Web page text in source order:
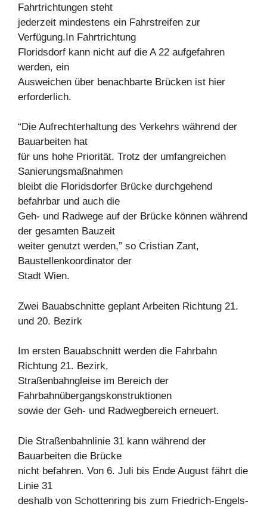
Fahrtrichtungen steht
jederzeit mindestens ein Fahrstreifen zur
Verfügung.In Fahrtrichtung
Floridsdorf kann nicht auf die A 22 aufgefahren
werden, ein
Ausweichen über benachbarte Brücken ist hier
erforderlich.
“Die Aufrechterhaltung des Verkehrs während der
Bauarbeiten hat
für uns hohe Priorität. Trotz der umfangreichen
Sanierungsmaßnahmen
bleibt die Floridsdorfer Brücke durchgehend
befahrbar und auch die
Geh- und Radwege auf der Brücke können während
der gesamten Bauzeit
weiter genutzt werden,” so Cristian Zant,
Baustellenkoordinator der
Stadt Wien.
Zwei Bauabschnitte geplant Arbeiten Richtung 21.
und 20. Bezirk
Im ersten Bauabschnitt werden die Fahrbahn
Richtung 21. Bezirk,
Straßenbahngleise im Bereich der
Fahrbahnübergangskonstruktionen
sowie der Geh- und Radwegbereich erneuert.
Die Straßenbahnlinie 31 kann während der
Bauarbeiten die Brücke
nicht befahren. Von 6. Juli bis Ende August fährt die
Linie 31
deshalb von Schottenring bis zum Friedrich-Engels-